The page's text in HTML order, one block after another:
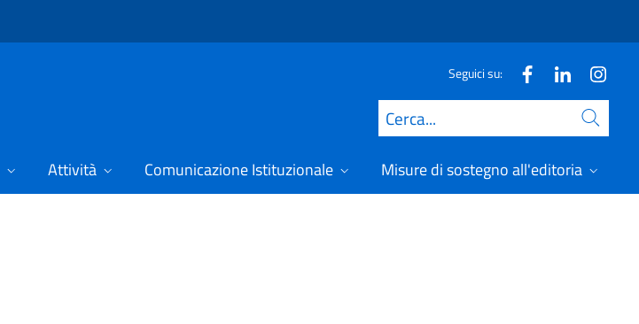
Seguici su:
Cerca
Attività Comunicazione Istituzionale Misure di sostegno all'editoria